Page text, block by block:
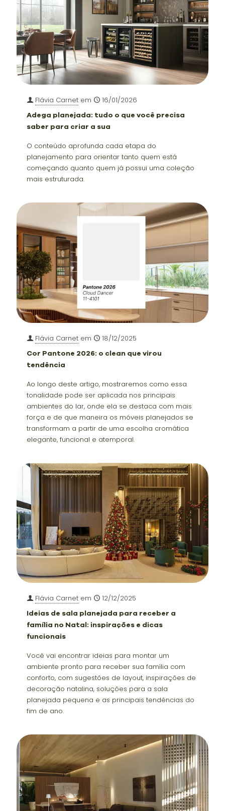
Flávia Carnet em 16/01/2026
Adega planejada: tudo o que você precisa
saber para criar a sua
O conteúdo aprofunda cada etapa do
planejamento para orientar tanto quem está
começando quanto quem já possui uma coleção
mais estruturada.
Flávia Carnet em 18/12/2025
Cor Pantone 2026: o clean que virou
tendência
Ao longo deste artigo, mostraremos como essa
tonalidade pode ser aplicada nos principais
ambientes do lar, onde ela se destaca com mais
força e de que maneira os móveis planejados se
transformam a partir de uma escolha cromática
elegante, funcional e atemporal.
Flávia Carnet em 12/12/2025
Ideias de sala planejada para receber a
família no Natal: inspirações e dicas
funcionais
Você vai encontrar ideias para montar um
ambiente pronto para receber sua família com
conforto, com sugestões de layout, inspirações de
decoração natalina, soluções para a sala
planejada pequena e as principais tendências do
fim de ano.